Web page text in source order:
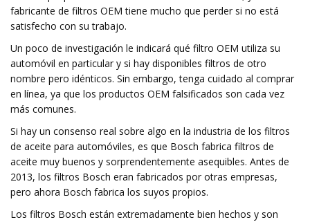
fabricante de filtros OEM tiene mucho que perder si no está
satisfecho con su trabajo.
Un poco de investigación le indicará qué filtro OEM utiliza su
automóvil en particular y si hay disponibles filtros de otro
nombre pero idénticos. Sin embargo, tenga cuidado al comprar
en línea, ya que los productos OEM falsificados son cada vez
más comunes.
Si hay un consenso real sobre algo en la industria de los filtros
de aceite para automóviles, es que Bosch fabrica filtros de
aceite muy buenos y sorprendentemente asequibles. Antes de
2013, los filtros Bosch eran fabricados por otras empresas,
pero ahora Bosch fabrica los suyos propios.
Los filtros Bosch están extremadamente bien hechos y son